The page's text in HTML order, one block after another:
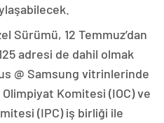
Sürümü, 12 Temmuz’dan
adresi de dahil olmak
@ Samsung vitrinlerinde
Komitesi (IOC) ve
(IPC) iş birliği ile